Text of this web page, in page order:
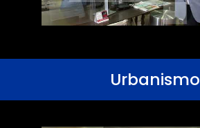
Urbanismo